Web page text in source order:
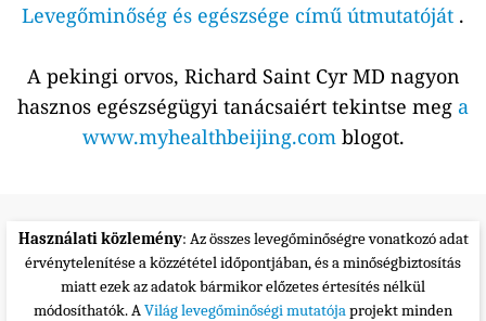
Levegőminőség és egészsége című útmutatóját .
A pekingi orvos, Richard Saint Cyr MD nagyon
hasznos egészségügyi tanácsaiért tekintse meg a
www.myhealthbeijing.com blogot.
Használati közlemény: Az összes levegőminőségre vonatkozó adat
érvénytelenítése a közzététel időpontjában, és a minőségbiztosítás
miatt ezek az adatok bármikor előzetes értesítés nélkül
módosíthatók. A Világ levegőminőségi mutatója projekt minden